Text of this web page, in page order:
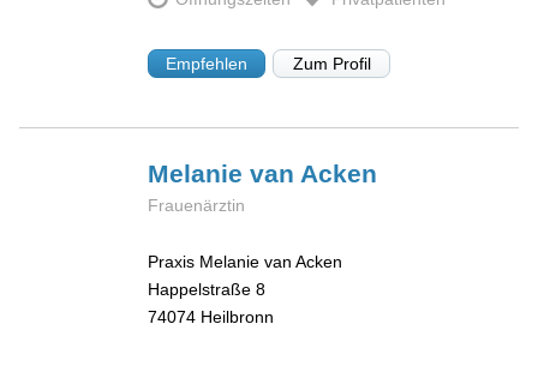
Empfehlen Zum Profil
Melanievan Acken
Frauenärztin
Praxis Melanie van Acken
Happelstraße 8
74074 Heilbronn